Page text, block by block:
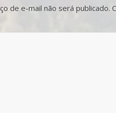
de e-mail não será publicado.